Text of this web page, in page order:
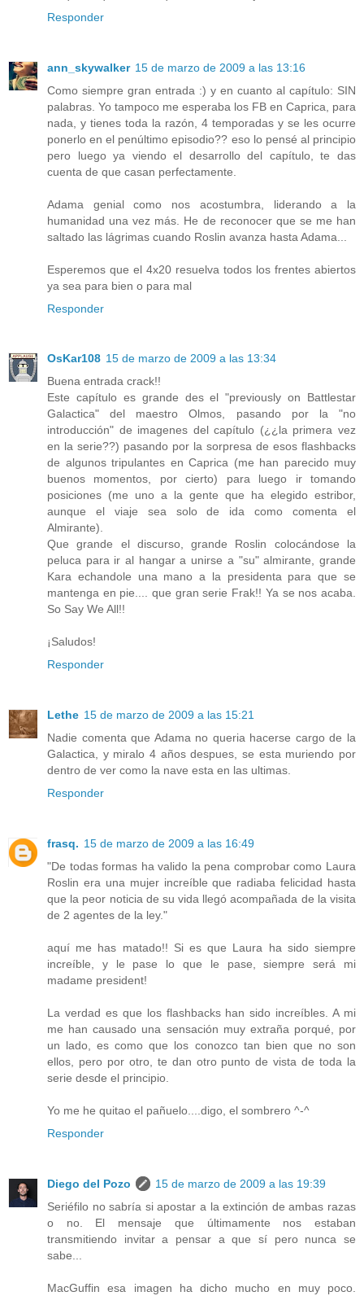
Responder
ann_skywalker 15 de marzo de 2009 a las 13:16
Como siempre gran entrada :) y en cuanto al capítulo: SIN
palabras. Yo tampoco me esperaba los FB en Caprica, para
nada, y tienes toda la razón, 4 temporadas y se les ocurre
ponerlo en el penúltimo episodio?? eso lo pensé al principio
pero luego ya viendo el desarrollo del capítulo, te das
cuenta de que casan perfectamente.
Adama genial como nos acostumbra, liderando a la
humanidad una vez más. He de reconocer que se me han
saltado las lágrimas cuando Roslin avanza hasta Adama...
Esperemos que el 4x20 resuelva todos los frentes abiertos
ya sea para bien o para mal
Responder
OsKar108 15 de marzo de 2009 a las 13:34
Buena entrada crack!!
Este capítulo es grande des el "previously on Battlestar
Galactica" del maestro Olmos, pasando por la "no
introducción" de imagenes del capítulo (¿¿la primera vez
en la serie??) pasando por la sorpresa de esos flashbacks
de algunos tripulantes en Caprica (me han parecido muy
buenos momentos, por cierto) para luego ir tomando
posiciones (me uno a la gente que ha elegido estribor,
aunque el viaje sea solo de ida como comenta el
Almirante).
Que grande el discurso, grande Roslin colocándose la
peluca para ir al hangar a unirse a "su" almirante, grande
Kara echandole una mano a la presidenta para que se
mantenga en pie.... que gran serie Frak!! Ya se nos acaba.
So Say We All!!
¡Saludos!
Responder
Lethe 15 de marzo de 2009 a las 15:21
Nadie comenta que Adama no queria hacerse cargo de la
Galactica, y miralo 4 años despues, se esta muriendo por
dentro de ver como la nave esta en las ultimas.
Responder
frasq. 15 de marzo de 2009 a las 16:49
"De todas formas ha valido la pena comprobar como Laura
Roslin era una mujer increíble que radiaba felicidad hasta
que la peor noticia de su vida llegó acompañada de la visita
de 2 agentes de la ley."
aquí me has matado!! Si es que Laura ha sido siempre
increíble, y le pase lo que le pase, siempre será mi
madame president!
La verdad es que los flashbacks han sido increíbles. A mi
me han causado una sensación muy extraña porqué, por
un lado, es como que los conozco tan bien que no son
ellos, pero por otro, te dan otro punto de vista de toda la
serie desde el principio.
Yo me he quitao el pañuelo....digo, el sombrero ^-^
Responder
Diego del Pozo
15 de marzo de 2009 a las 19:39
Seriéfilo no sabría si apostar a la extinción de ambas razas
o no. El mensaje que últimamente nos estaban
transmitiendo invitar a pensar a que sí pero nunca se
sabe...
MacGuffin esa imagen ha dicho mucho en muy poco.